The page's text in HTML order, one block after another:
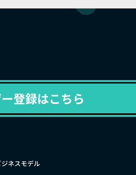
登録はこちら
ジネスモデル